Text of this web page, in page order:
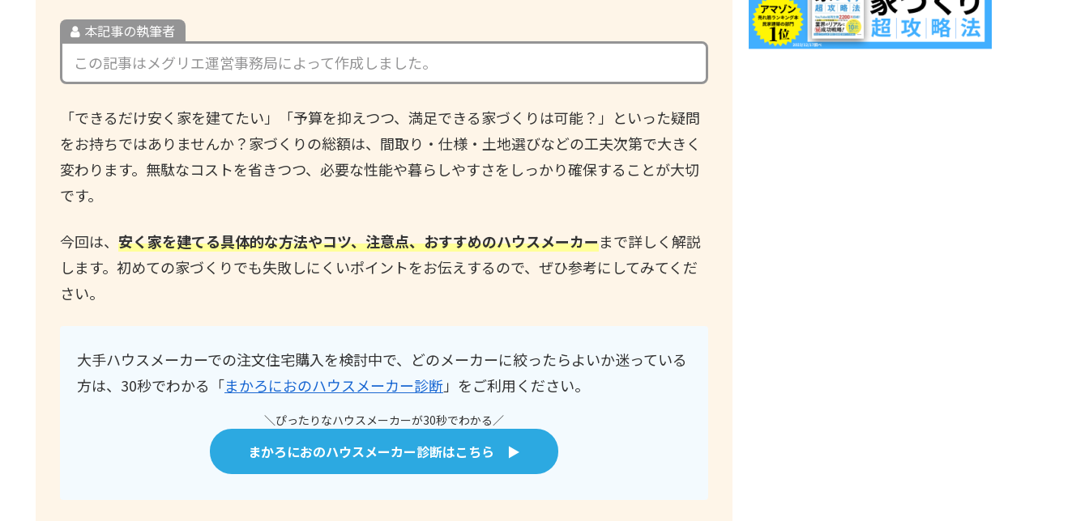
本記事の執筆者
この記事はメグリエ運営事務局によって作成しました。
「できるだけ安く家を建てたい」「予算を抑えつつ、満足できる家づくりは可能？」といった疑問
をお持ちではありませんか？家づくりの総額は、間取り・仕様・土地選びなどの工夫次第で大きく
変わります。無駄なコストを省きつつ、必要な性能や暮らしやすさをしっかり確保することが大切
です。
今回は、 安く家を建てる具体的な方法やコツ、注意点、おすすめのハウスメーカーまで詳しく解説
します。初めての家づくりでも失敗しにくいポイントをお伝えするので、ぜひ参考にしてみてくだ
さい。
大手ハウスメーカーでの注文住宅購入を検討中で、どのメーカーに絞ったらよいか迷っている
方は、30秒でわかる「まかろにおのハウスメーカー診断」をご利用ください。
＼ぴったりなハウスメーカーが30秒でわかる／
まかろにおのハウスメーカー診断はこちら ▶